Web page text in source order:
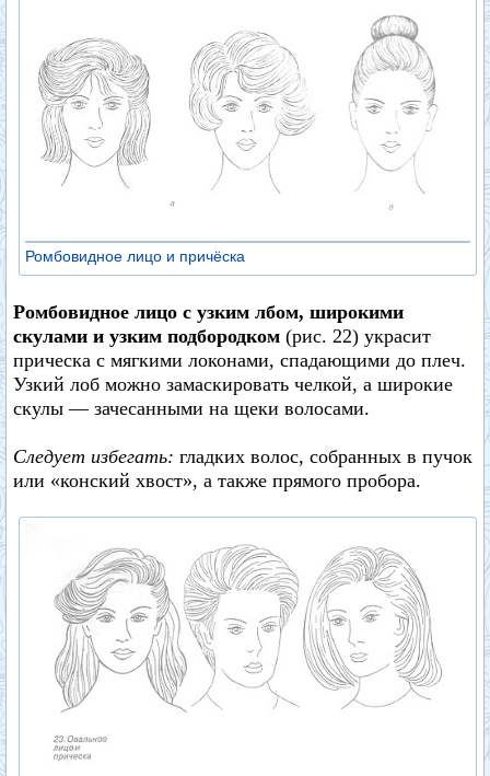
Ромбовидное лицо и причёска
Ромбовидное лицо с узким лбом, широкими
скулами и узким подбородком (рис. 22) украсит
прическа с мягкими локонами, спадающими до плеч.
Узкий лоб можно замаскировать челкой, а широкие
скулы — зачесанными на щеки волосами.
Следует избегать: гладких волос, собранных в пучок
или «конский хвост», а также прямого пробора.